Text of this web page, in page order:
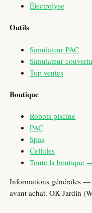
Électrolyse
Outils
Simulateur PAC
Simulateur
Top ventes
Boutique
Robots piscine
PAC
Spas
Cellules
Toute la boutique
Informations générales
avant achat. OK Jardin